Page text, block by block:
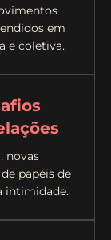
em
e coletiva.
novas
papéis de
intimidade.